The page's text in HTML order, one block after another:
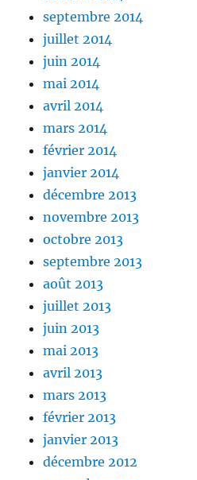
septembre 2014
juillet 2014
juin 2014
mai 2014
avril 2014
mars 2014
février 2014
janvier 2014
décembre 2013
novembre 2013
octobre 2013
septembre 2013
août 2013
juillet 2013
juin 2013
mai 2013
avril 2013
mars 2013
février 2013
janvier 2013
décembre 2012